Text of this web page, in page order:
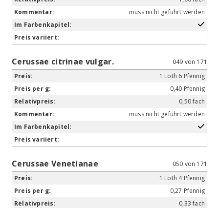
muss nicht geführt werden
Cerussae citrinae vulgar.
049 von 171
1 Loth 6 Pfennig
0,40 Pfennig
0,50 fach
muss nicht geführt werden
Cerussae Venetianae
050 von 171
1 Loth 4 Pfennig
0,27 Pfennig
0,33 fach